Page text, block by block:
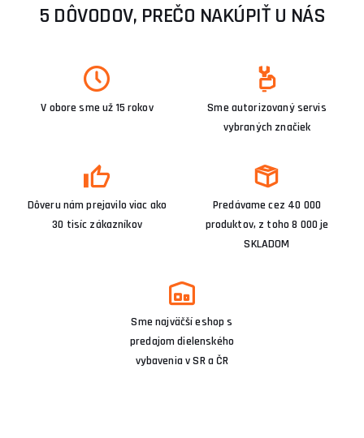
5 DÔVODOV, PREČO NAKÚPIŤ U NÁS
V obore sme už 15 rokov
Sme autorizovaný servis
vybraných značiek
Dôveru nám prejavilo viac ako
30 tisíc zákazníkov
Predávame cez 40 000
produktov, z toho 8 000 je
SKLADOM
Sme najväčší eshop s
predajom dielenského
vybavenia v SR a ČR